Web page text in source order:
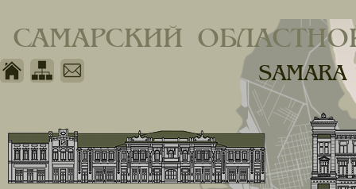
САМАРСКИЙ